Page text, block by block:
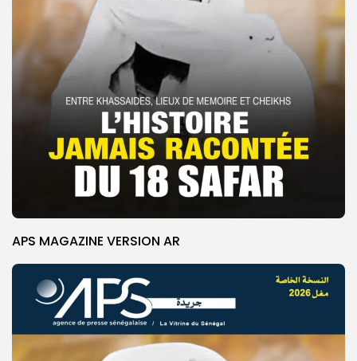
APS MAGAZINE VERSION AR